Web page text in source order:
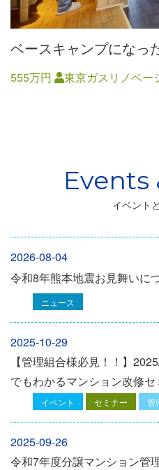
ベースキャンプになっ
555万円 東京ガスリノベー
イベント
2026-08-04
令和8年熊本地震お見舞いに
ニュース
2025-10-29
【管理組合様必見！！】
でもわかるマンション改修セ
イベント セミナー 管
2025-09-26
令和7年度分譲マンション管